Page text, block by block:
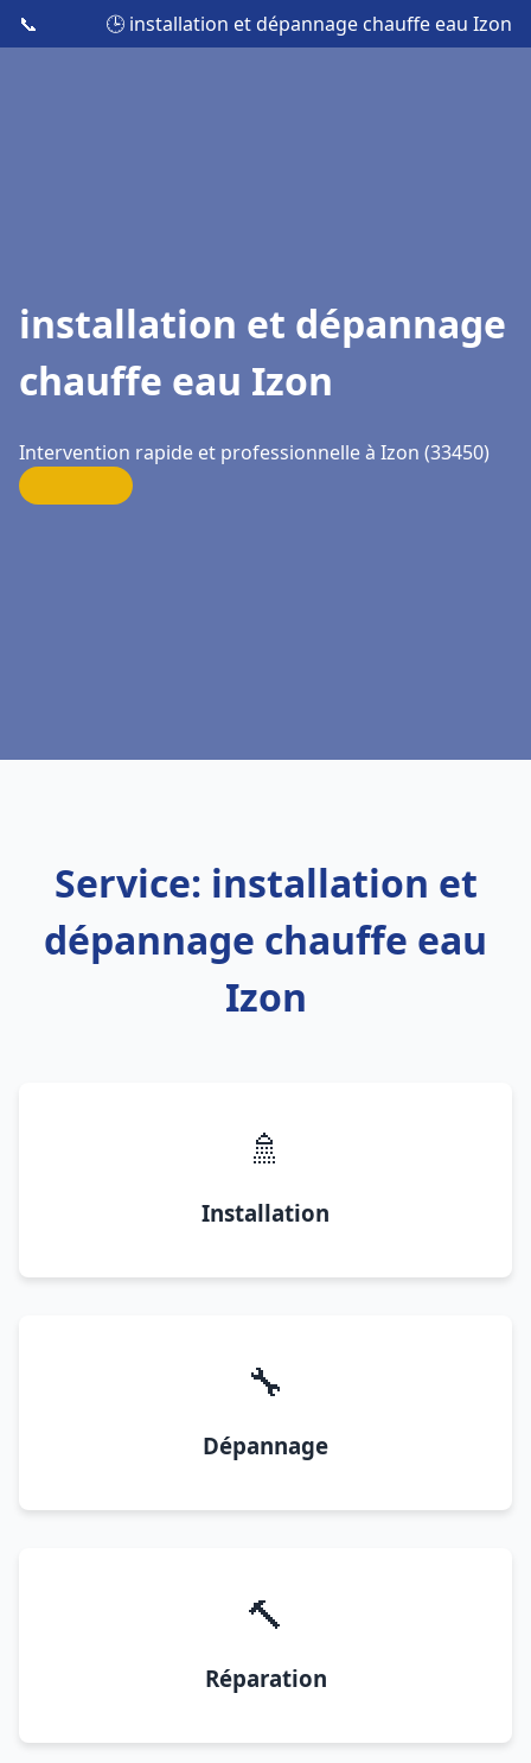
📞 🕒 installation et dépannage chauffe eau Izon
installation et dépannage
chauffe eau Izon
Intervention rapide et professionnelle à Izon (33450)
Service: installation et
dépannage chauffe eau
Izon
🚿
Installation
🔧
Dépannage
🔨
Réparation